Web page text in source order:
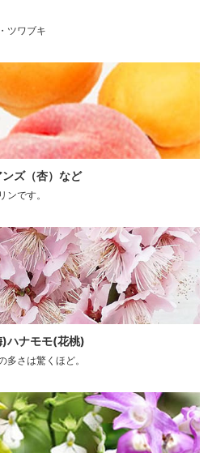
ツワブキ
ズ（杏）など
ンです。
ハナモモ(花桃)
多さは驚くほど。